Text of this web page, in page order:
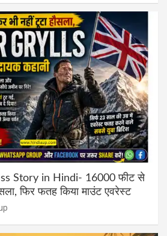
Story in Hindi- 16000 फीट से
फिर फतह किया माउंट एवरेस्ट